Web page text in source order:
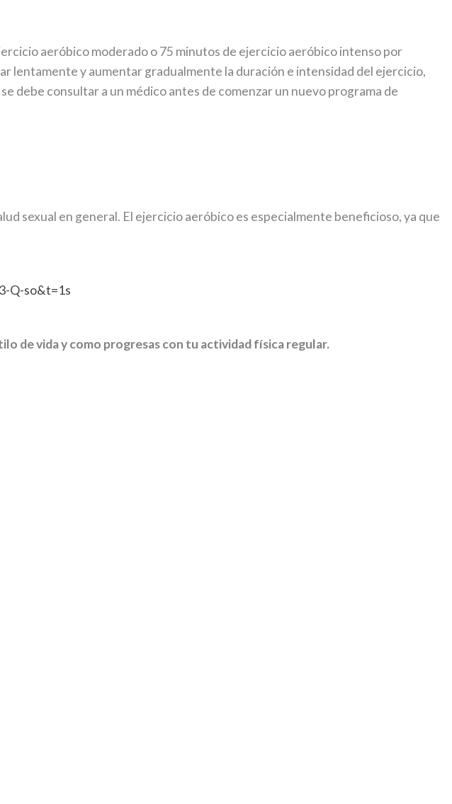
aeróbico moderado o 75 minutos de ejercicio aeróbico intenso por
lentamente y aumentar gradualmente la duración e intensidad del ejercicio,
debe consultar a un médico antes de comenzar un nuevo programa de
sexual en general. El ejercicio aeróbico es especialmente beneficioso, ya que
Q-so&t=1s
de vida y como progresas con tu actividad física regular.